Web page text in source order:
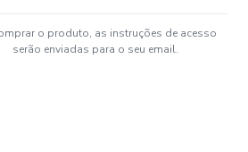
o produto, as instruções de acesso
serão enviadas para o seu email.